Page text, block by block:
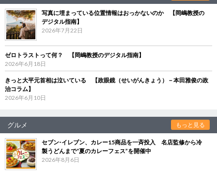
写真に埋まっている位置情報はおっかないのか 【岡嶋教授の
デジタル指南】
2026年7月22日
ゼロトラストって何？ 【岡嶋教授のデジタル指南】
2026年6月18日
きっと大平元首相は泣いている 【政眼鏡（せいがんきょう）－本田雅俊の政
治コラム】
2026年6月10日
グルメ もっと見る
セブン‐イレブン、カレー15商品を一斉投入 名店監修から冷
製うどんまで“夏のカレーフェス”を開催中
2026年8月6日